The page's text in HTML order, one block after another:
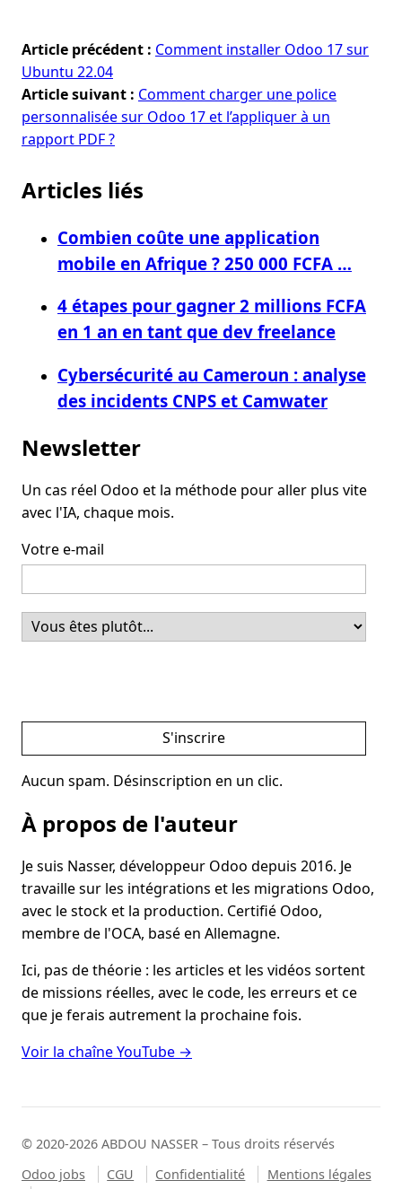
Article précédent : Comment installer Odoo 17 sur
Ubuntu 22.04
Article suivant : Comment charger une police
personnalisée sur Odoo 17 et l’appliquer à un
rapport PDF ?
Articles liés
Combien coûte une application
mobile en Afrique ? 250 000 FCFA …
4 étapes pour gagner 2 millions FCFA
en 1 an en tant que dev freelance
Cybersécurité au Cameroun : analyse
des incidents CNPS et Camwater
Newsletter
Un cas réel Odoo et la méthode pour aller plus vite
avec l'IA, chaque mois.
Votre e-mail
S'inscrire
Aucun spam. Désinscription en un clic.
À propos de l'auteur
Je suis Nasser, développeur Odoo depuis 2016. Je
travaille sur les intégrations et les migrations Odoo,
avec le stock et la production. Certifié Odoo,
membre de l'OCA, basé en Allemagne.
Ici, pas de théorie : les articles et les vidéos sortent
de missions réelles, avec le code, les erreurs et ce
que je ferais autrement la prochaine fois.
Voir la chaîne YouTube →
© 2020-2026 ABDOU NASSER – Tous droits réservés
Odoo jobs
CGU Confidentialité
Mentions légales